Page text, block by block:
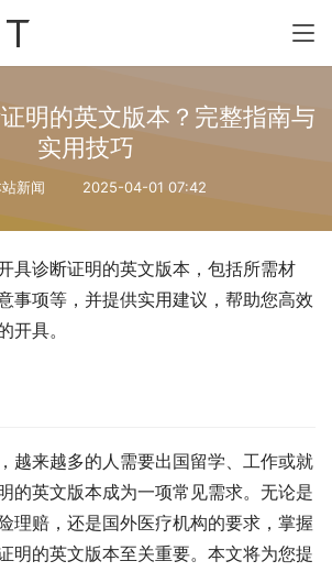
明的英文版本？完整指南与
实用技巧
新闻 2025-04-01 07:42
具诊断证明的英文版本，包括所需材
事项等，并提供实用建议，帮助您高效
开具。
越来越多的人需要出国留学、工作或就
的英文版本成为一项常见需求。无论是
理赔，还是国外医疗机构的要求，掌握
明的英文版本至关重要。本文将为您提